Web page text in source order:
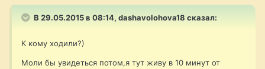
В 29.05.2015 в 08:14, dashavolohova18 сказал:
К кому ходили?)
Моли бы увидеться потом,я тут живу в 10 минут от